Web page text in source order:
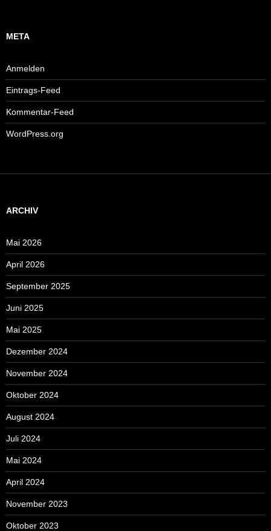
META
Anmelden
Eintrags-Feed
Kommentar-Feed
WordPress.org
ARCHIV
Mai 2026
April 2026
September 2025
Juni 2025
Mai 2025
Dezember 2024
November 2024
Oktober 2024
August 2024
Juli 2024
Mai 2024
April 2024
November 2023
Oktober 2023